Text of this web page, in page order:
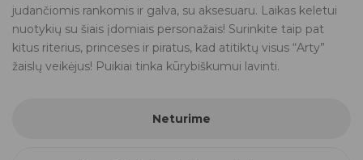
judančiomis rankomis ir galva, su aksesuaru. Laikas keletui
nuotykių su šiais įdomiais personažais! Surinkite taip pat
kitus riterius, princeses ir piratus, kad atitiktų visus “Arty”
žaislų veikėjus! Puikiai tinka kūrybiškumui lavinti.
Neturime